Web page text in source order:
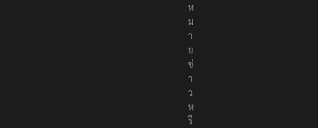
ง
ห
ม
า
ย
ข่
า
ว
ห